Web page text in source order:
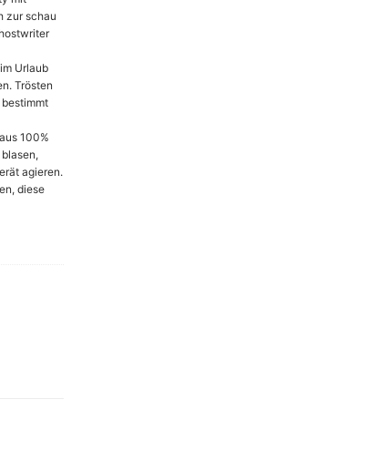
zur schau
Urlaub
Trösten
100%
agieren.
diese